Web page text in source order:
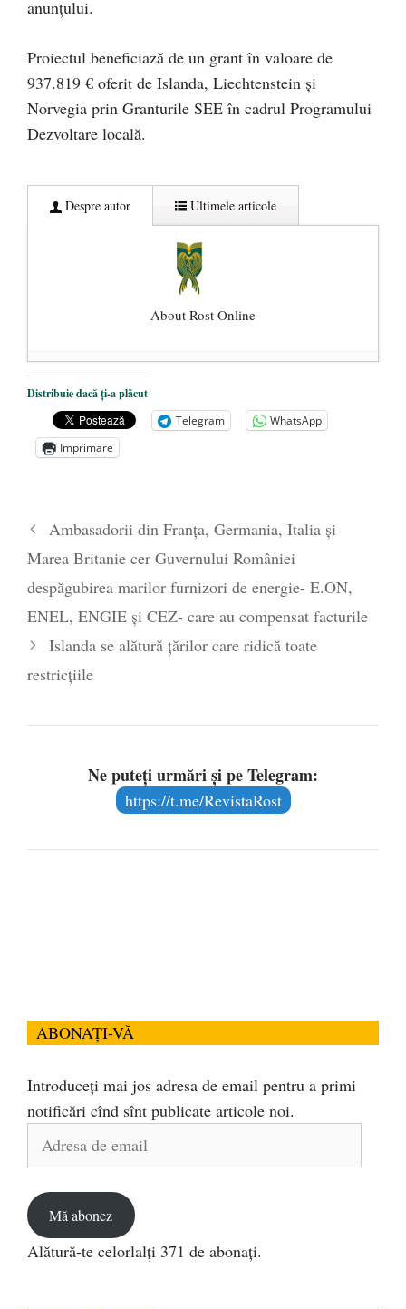
anunțului.
Proiectul beneficiază de un grant în valoare de
937.819 € oferit de Islanda, Liechtenstein și
Norvegia prin Granturile SEE în cadrul Programului
Dezvoltare locală.
Despre autor Ultimele articole
About Rost Online
Dezvăluiri cutremurătoare despre
președintele Ucrainei, Volodymyr
Zelensky
- 13 mai 2026
Statul care servește Națiunea
poetului Octavian Goga, înlăturat din Iași
- 16 aprilie 2026
Distribuie dacă ți-a plăcut
Telegram
WhatsApp
Imprimare
Ambasadorii din Franța, Germania, Italia și
Marea Britanie cer Guvernului României
despăgubirea marilor furnizori de energie- E.ON,
ENEL, ENGIE și CEZ- care au compensat facturile
Islanda se alătură țărilor care ridică toate
restricțiile
Ne puteți urmări și pe Telegram:
https://t.me/RevistaRost
ABONAȚI-VĂ
Introduceți mai jos adresa de email pentru a primi
notificări cînd sînt publicate articole noi.
Adresa
Mă abonez
Alătură-te celorlalți 371 de abonați.